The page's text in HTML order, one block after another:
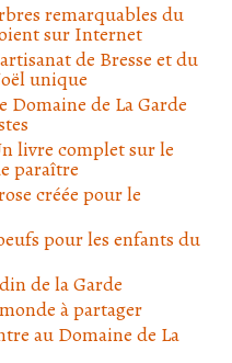
remarquables du
sur Internet
de Bresse et du
unique
Domaine de La Garde
livre complet sur le
paraître
créée pour le
pour les enfants du
de la Garde
à partager
au Domaine de La